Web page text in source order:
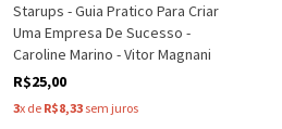
Starups - Guia Pratico Para Criar
Uma Empresa De Sucesso -
Caroline Marino - Vitor Magnani
R$25,00
3x de R$8,33sem juros